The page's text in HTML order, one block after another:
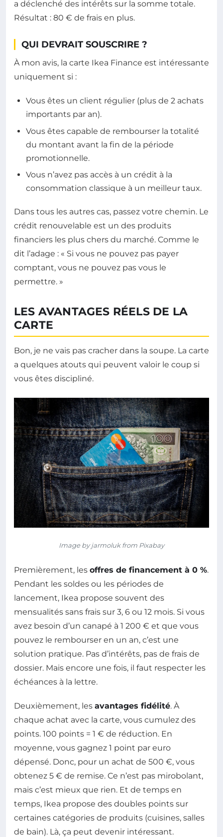
a déclenché des intérêts sur la somme totale.
Résultat : 80 € de frais en plus.
QUI DEVRAIT SOUSCRIRE ?
À mon avis, la carte Ikea Finance est intéressante
uniquement si :
Vous êtes un client régulier (plus de 2 achats
importants par an).
Vous êtes capable de rembourser la totalité
du montant avant la fin de la période
promotionnelle.
Vous n’avez pas accès à un crédit à la
consommation classique à un meilleur taux.
Dans tous les autres cas, passez votre chemin. Le
crédit renouvelable est un des produits
financiers les plus chers du marché. Comme le
dit l’adage : « Si vous ne pouvez pas payer
comptant, vous ne pouvez pas vous le
permettre. »
LES AVANTAGES RÉELS DE LA
CARTE
Bon, je ne vais pas cracher dans la soupe. La carte
a quelques atouts qui peuvent valoir le coup si
vous êtes discipliné.
Image by jarmoluk from Pixabay
Premièrement, les offres de financement à 0 %.
Pendant les soldes ou les périodes de
lancement, Ikea propose souvent des
mensualités sans frais sur 3, 6 ou 12 mois. Si vous
avez besoin d’un canapé à 1 200 € et que vous
pouvez le rembourser en un an, c’est une
solution pratique. Pas d’intérêts, pas de frais de
dossier. Mais encore une fois, il faut respecter les
échéances à la lettre.
Deuxièmement, les avantages fidélité. À
chaque achat avec la carte, vous cumulez des
points. 100 points = 1 € de réduction. En
moyenne, vous gagnez 1 point par euro
dépensé. Donc, pour un achat de 500 €, vous
obtenez 5 € de remise. Ce n’est pas mirobolant,
mais c’est mieux que rien. Et de temps en
temps, Ikea propose des doubles points sur
certaines catégories de produits (cuisines, salles
de bain). Là, ça peut devenir intéressant.